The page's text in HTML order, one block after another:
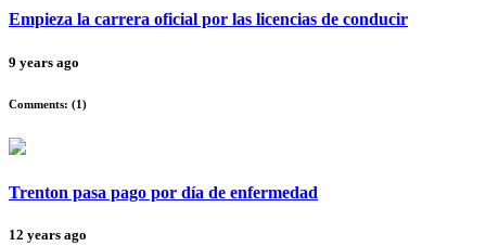
Empieza la carrera oficial por las licencias de conducir
9 years ago
Comments: (1)
Trenton pasa pago por día de enfermedad
12 years ago